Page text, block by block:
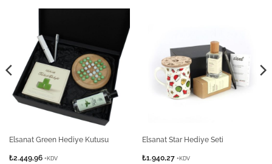
Elsanat Green Hediye Kutusu
₺2.449,96 +KDV
Elsanat Star Hediye Seti
₺1.940,27 +KDV